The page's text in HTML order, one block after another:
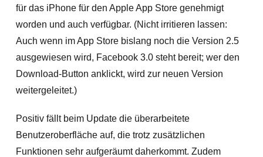
für das iPhone für den Apple App Store genehmigt
worden und auch verfügbar. (Nicht irritieren lassen:
Auch wenn im App Store bislang noch die Version 2.5
ausgewiesen wird, Facebook 3.0 steht bereit; wer den
Download-Button anklickt, wird zur neuen Version
weitergeleitet.)
Positiv fällt beim Update die überarbeitete
Benutzeroberfläche auf, die trotz zusätzlichen
Funktionen sehr aufgeräumt daherkommt. Zudem